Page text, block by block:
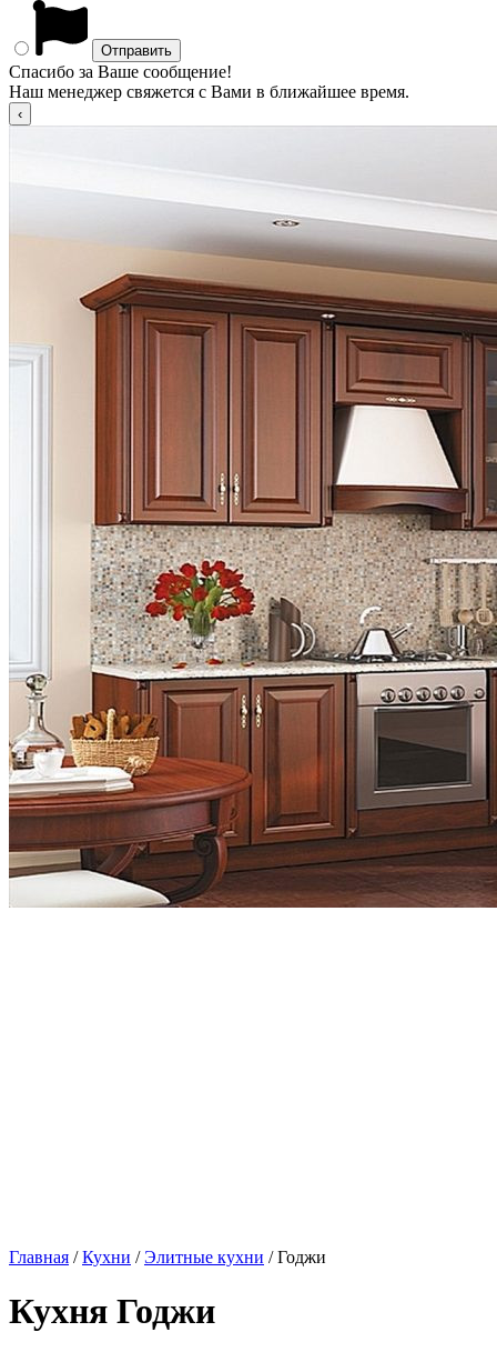
Спасибо за Ваше сообщение!
Наш менеджер свяжется с Вами в ближайшее время.
Главная /Кухни /Элитные кухни / Годжи
Кухня Годжи